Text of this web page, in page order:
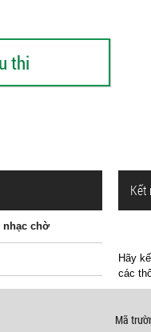
nhạc chờ
Kết
Hãy
các
Mã